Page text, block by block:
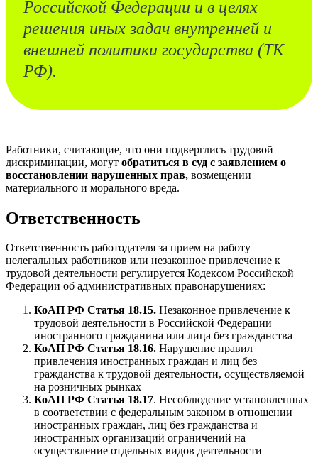
Российской Федерации и в целях
решения иных задач внутренней и
внешней политики государства (ТК
РФ).
Работники, считающие, что они подверглись трудовой
дискриминации, могут обратиться в суд с заявлением о
восстановлении нарушенных прав, возмещении
материального и морального вреда.
Ответственность
Ответственность работодателя за прием на работу
нелегальных работников или незаконное привлечение к
трудовой деятельности регулируется Кодексом Российской
Федерации об административных правонарушениях:
КоАП РФ Статья 18.15. Незаконное привлечение к
трудовой деятельности в Российской Федерации
иностранного гражданина или лица без гражданства
КоАП РФ Статья 18.16. Нарушение правил
привлечения иностранных граждан и лиц без
гражданства к трудовой деятельности, осуществляемой
на розничных рынках
КоАП РФ Статья 18.17. Несоблюдение установленных
в соответствии с федеральным законом в отношении
иностранных граждан, лиц без гражданства и
иностранных организаций ограничений на
осуществление отдельных видов деятельности